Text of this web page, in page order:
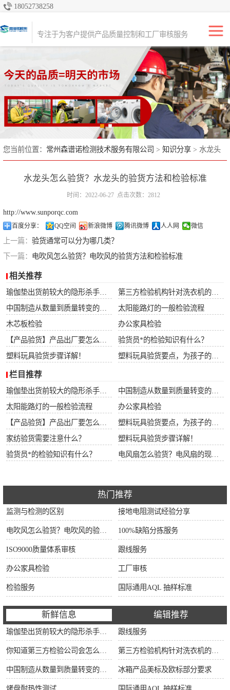
18052738258
提供质量控制、检验和咨询解决方案。
专注于为客户提供产品质量控制和工厂审核服务
您当前位置： 常州森谱诺检测技术服务有限公司 > 知识分享 > 水龙头
怎么验货？水龙头的验货方法和检验标准
水龙头怎么验货？水龙头的验货方法和检验标准
时间：2022-06-27 点击次数：2812
http://www.sunporqc.com
百度分享： QQ空间 新浪微博 腾讯微博 人人网 微信
上一篇： 验货通常可以分为哪几类？
下一篇： 电吹风怎么验货？电吹风的验货方法和检验标准
相关推荐
太阳能路灯的一般检验流程
木芯板检验
办公家具检验
验货员*的检验知识有什么？
塑料玩具验货步骤详解！
栏目推荐
太阳能路灯的一般检验流程
办公家具检验
家纺验货需要注意什么？
塑料玩具验货步骤详解！
验货员*的检验知识有什么？
热门推荐
监测与检测的区别 接地电阻测试经验分享
100%缺陷分拣服务
ISO9000质量体系审核 跟线服务
办公家具检验 工厂审核
检验服务 国际通用AQL 抽样标准
新鲜信息 编辑推荐
跟线服务
冰箱产品美标及欧标部分要求
产品检验
生产初期检验
生产中期检验
出货前检验（尾
期）
全检
工厂审核